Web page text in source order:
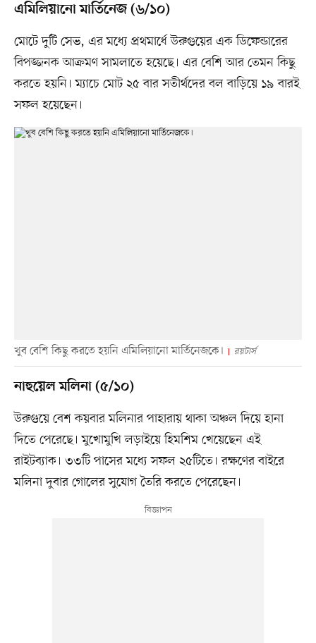
এমিলিয়ানো মার্তিনেজ (৬/১০)
মোটে দুটি সেভ, এর মধ্যে প্রথমার্ধে উরুগুয়ের এক ডিফেন্ডারের
বিপজ্জনক আক্রমণ সামলাতে হয়েছে। এর বেশি আর তেমন কিছু
করতে হয়নি। ম্যাচে মোট ২৫ বার সতীর্থদের বল বাড়িয়ে ১৯ বারই
সফল হয়েছেন।
খুব বেশি কিছু করতে হয়নি এমিলিয়ানো মার্তিনেজকে। রয়টার্স
নাহুয়েল মলিনা (৫/১০)
উরুগুয়ে বেশ কয়বার মলিনার পাহারায় থাকা অঞ্চল দিয়ে হানা
দিতে পেরেছে। মুখোমুখি লড়াইয়ে হিমশিম খেয়েছেন এই
রাইটব্যাক। ৩৩টি পাসের মধ্যে সফল ২৫টিতে। রক্ষণের বাইরে
মলিনা দুবার গোলের সুযোগ তৈরি করতে পেরেছেন।